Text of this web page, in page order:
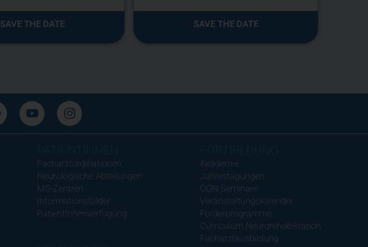
SAVE THE DATE SAVE THE DATE
Facharztordinationen
Neurologische Abteilungen
MS-Zentren
Informationsfolder
PatientInnenverfügung
Akademie
Jahrestagungen
ÖGN Seminare
Veranstaltungskalender
Förderprogramme
Curriculum Neurorehabilitation
Facharztausbildung